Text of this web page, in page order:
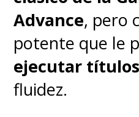
Advance, pero
potente que le
ejecutar títulos
fluidez.